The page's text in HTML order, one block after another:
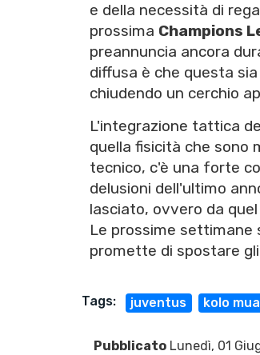
e della necessità di
prossima Champions
preannuncia ancora
diffusa è che questa
chiudendo un cerchio
L'integrazione tattica
quella fisicità che sono
tecnico, c'è una forte
delusioni dell'ultimo
lasciato, ovvero da
Le prossime settimane
promette di spostare
Tags: juventus kolo
Pubblicato Lunedì, 01